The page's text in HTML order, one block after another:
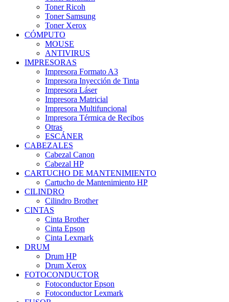
Toner Ricoh
Toner Samsung
Toner Xerox
CÓMPUTO
MOUSE
ANTIVIRUS
IMPRESORAS
Impresora Formato A3
Impresora Inyección de Tinta
Impresora Láser
Impresora Matricial
Impresora Multifuncional
Impresora Térmica de Recibos
Otras
ESCÁNER
CABEZALES
Cabezal Canon
Cabezal HP
CARTUCHO DE MANTENIMIENTO
Cartucho de Mantenimiento HP
CILINDRO
Cilindro Brother
CINTAS
Cinta Brother
Cinta Epson
Cinta Lexmark
DRUM
Drum HP
Drum Xerox
FOTOCONDUCTOR
Fotoconductor Epson
Fotoconductor Lexmark